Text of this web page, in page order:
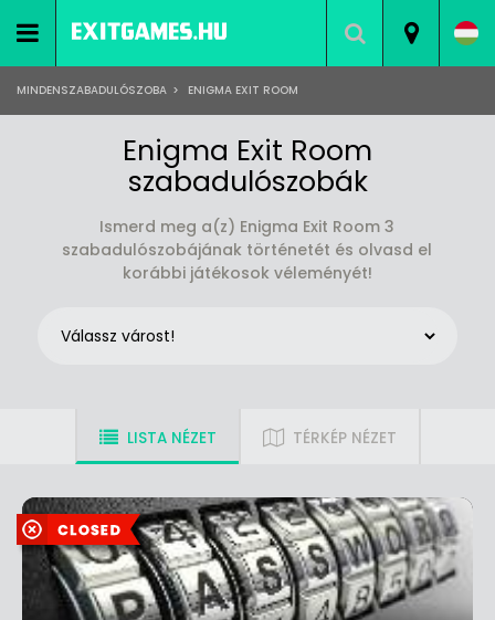
MINDENSZABADULÓSZOBA > ENIGMA EXIT ROOM
Enigma Exit Room
szabadulószobák
Ismerd meg a(z) Enigma Exit Room 3
szabadulószobájának történetét és olvasd el
korábbi játékosok véleményét!
LISTA NÉZET TÉRKÉP NÉZET